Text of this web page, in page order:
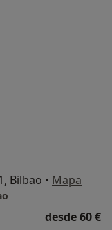
Bilbao • Mapa
desde 60 €